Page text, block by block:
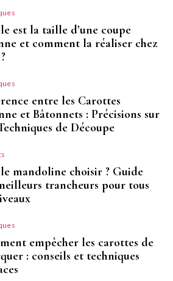
est la taille d’une coupe
et comment la réaliser chez
entre les Carottes
et Bâtonnets : Précisions sur
de Découpe
mandoline choisir ? Guide
trancheurs pour tous
empêcher les carottes de
: conseils et techniques